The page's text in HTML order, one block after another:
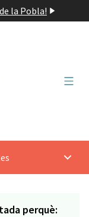
la Pobla!
perquè: